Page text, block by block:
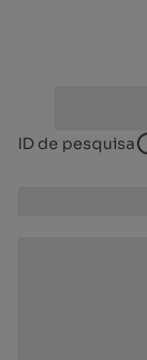
ID de pesquisa